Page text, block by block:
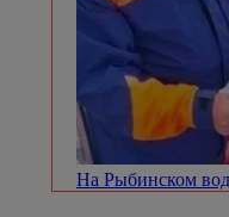
На Рыбинском